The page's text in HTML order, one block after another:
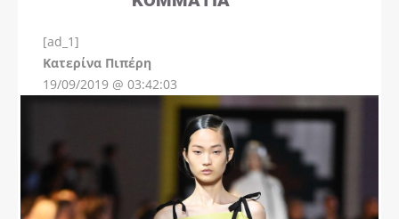
[ad_1]
Kατερίνα Πιπέρη
19/09/2019 @ 03:42:03